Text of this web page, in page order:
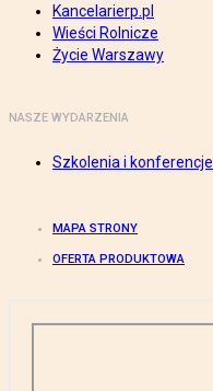
Kancelarierp.pl
Wieści Rolnicze
Życie Warszawy
NASZE WYDARZENIA
Szkolenia i konferencje
MAPA STRONY
OFERTA PRODUKTOWA